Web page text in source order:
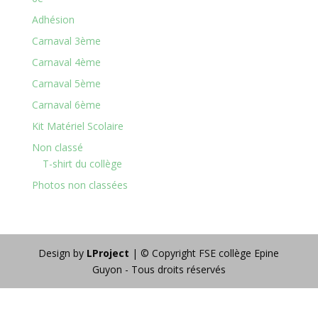
Adhésion
Carnaval 3ème
Carnaval 4ème
Carnaval 5ème
Carnaval 6ème
Kit Matériel Scolaire
Non classé
T-shirt du collège
Photos non classées
Design by LProject | © Copyright FSE collège Epine
Guyon - Tous droits réservés